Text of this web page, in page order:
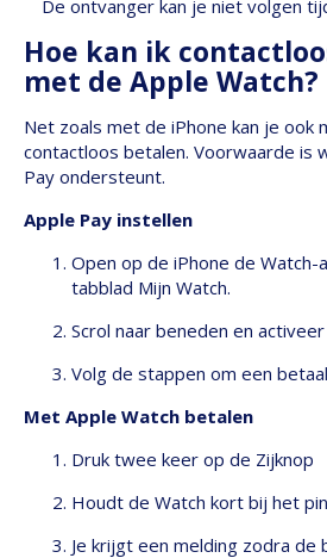
De ontvanger kan je niet volgen
Hoe kan ik
met de Apple Watch?
Net zoals met de iPhone kan je ook
contactloos betalen. Voorwaarde is
Pay ondersteunt.
Apple Pay instellen
Open op de iPhone de
tabblad Mijn Watch.
Scrol naar beneden en
Volg de stappen om een
Met Apple Watch betalen
Druk twee keer op de Zijknop
Houdt de Watch kort bij het
Je krijgt een melding zodra de